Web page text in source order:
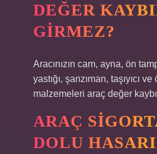
DEĞER
GIRMEZ?
Aracınızın cam, ayna, ön
yastığı, şanzıman, taşıyıcı
malzemeleri araç değer
ARAÇ
DOLU